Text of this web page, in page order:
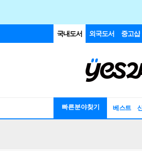
국내도서 외국도서 중고샵
빠른분야찾기 베스트